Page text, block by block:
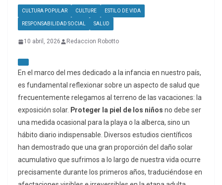
CULTURA POPULAR CULTURE ESTILO DE VIDA
RESPONSABILIDAD SOCIAL SALUD
10 abril, 2026 Redaccion Robotto
En el marco del mes dedicado a la infancia en nuestro país,
es fundamental reflexionar sobre un aspecto de salud que
frecuentemente relegamos al terreno de las vacaciones: la
exposición solar. Proteger la piel de los niños no debe ser
una medida ocasional para la playa o la alberca, sino un
hábito diario indispensable. Diversos estudios científicos
han demostrado que una gran proporción del daño solar
acumulativo que sufrimos a lo largo de nuestra vida ocurre
precisamente durante los primeros años, traduciéndose en